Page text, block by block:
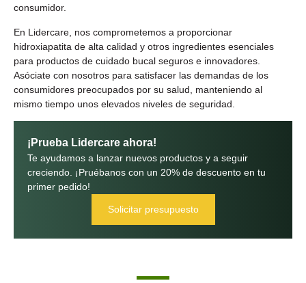
consumidor.
En Lidercare, nos comprometemos a proporcionar
hidroxiapatita de alta calidad y otros ingredientes esenciales
para productos de cuidado bucal seguros e innovadores.
Asóciate con nosotros para satisfacer las demandas de los
consumidores preocupados por su salud, manteniendo al
mismo tiempo unos elevados niveles de seguridad.
¡Prueba Lidercare ahora!
Te ayudamos a lanzar nuevos productos y a seguir
creciendo. ¡Pruébanos con un 20% de descuento en tu
primer pedido!
Solicitar presupuesto